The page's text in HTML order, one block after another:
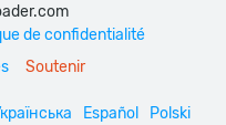
de confidentialité
Soutenir
Español Polski